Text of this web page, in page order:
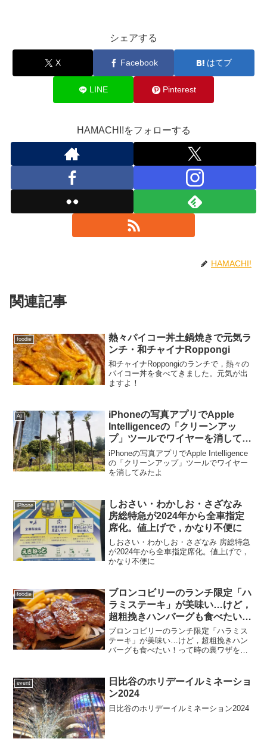
シェアする
X Facebook はてブ
LINE Pinterest
HAMACHI!をフォローする
HAMACHI!
関連記事
foodie
熱々パイコー丼土鍋焼きで元気ラ
ンチ・和チャイナRoppongi
和チャイナRoppongiのランチで，熱々の
パイコー丼を食べてきました。元気が出
ますよ！
AI
iPhoneの写真アプリでApple
Intelligenceの「クリーンアッ
プ」ツールでワイヤーを消してみ
たよ
iPhoneの写真アプリでApple Intelligence
の「クリーンアップ」ツールでワイヤー
を消してみたよ
iPhone
しおさい・わかしお・さざなみ
房総特急が2024年から全車指定
席化。値上げで，かなり不便に
しおさい・わかしお・さざなみ 房総特急
が2024年から全車指定席化。値上げで，
かなり不便に
foodie
ブロンコビリーのランチ限定「ハ
ラミステーキ」が美味い…けど，
超粗挽きハンバーグも食べたい！
って時の裏ワザ
ブロンコビリーのランチ限定「ハラミス
テーキ」が美味い…けど，超粗挽きハン
バーグも食べたい！って時の裏ワザを紹
event
日比谷のホリデーイルミネーショ
ン2024
日比谷のホリデーイルミネーション2024